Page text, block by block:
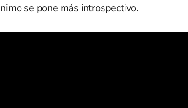
se pone más introspectivo.